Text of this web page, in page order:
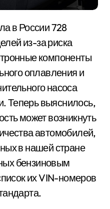
из-за риска
компоненты
оплавления и
насоса
Теперь выяснилось,
может возникнуть
автомобилей,
в нашей стране
бензиновым
их VIN-номеров